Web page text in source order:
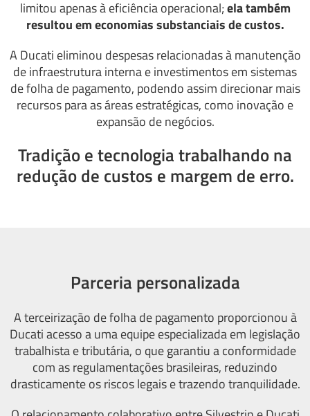
limitou apenas à eficiência operacional;ela também
resultou em economias substanciais de custos.
A Ducati eliminou despesas relacionadas à manutenção
de infraestrutura interna e investimentos em sistemas
de folha de pagamento, podendo assim direcionar mais
recursos para as áreas estratégicas, como inovação e
expansão de negócios.
Tradição e tecnologia trabalhando na
redução de custos e margem de erro.
Parceria personalizada
A terceirização de folha de pagamento proporcionou à
Ducati acesso a uma equipe especializada em legislação
trabalhista e tributária, o que garantiu a conformidade
com as regulamentações brasileiras, reduzindo
drasticamente os riscos legais e trazendo tranquilidade.